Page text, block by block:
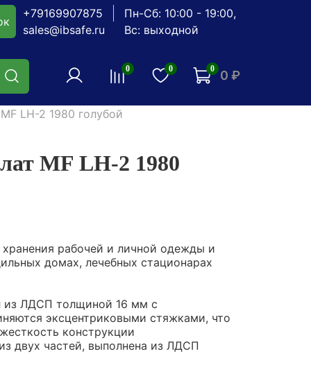
+79169907875
sales@ibsafe.ru
Пн-Сб: 10:00 - 19:00,
Вс: выходной
0 0 0 0 ₽
LH-2 1980 голубой
MF LH-2 1980
рабочей и личной одежды и
домах, лечебных стационарах
из ЛДСП толщиной 16 мм с
эксцентриковыми стяжками, что
конструкции
двух частей, выполнена из ЛДСП